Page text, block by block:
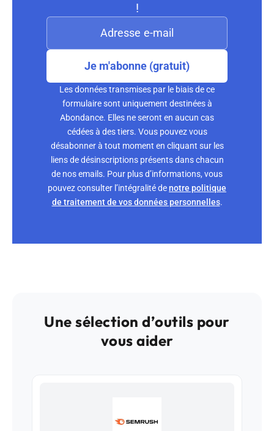
!
Je m'abonne (gratuit)
Les données transmises par le biais de ce
formulaire sont uniquement destinées à
Abondance. Elles ne seront en aucun cas
cédées à des tiers. Vous pouvez vous
désabonner à tout moment en cliquant sur les
liens de désinscriptions présents dans chacun
de nos emails. Pour plus d’informations, vous
pouvez consulter l’intégralité denotre politique
de traitement de vos données personnelles.
Une sélection d’outils pour
vous aider